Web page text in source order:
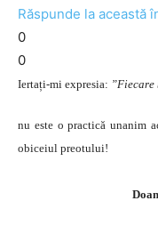
Răspunde la această
0
0
Iertați-mi expresia:
nu este o practică unanim
obiceiul preotului!